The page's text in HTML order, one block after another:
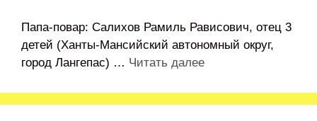
Папа-повар: Салихов Рамиль Рависович, отец 3
детей (Ханты-Мансийский автономный округ,
город Лангепас) … Читать далее